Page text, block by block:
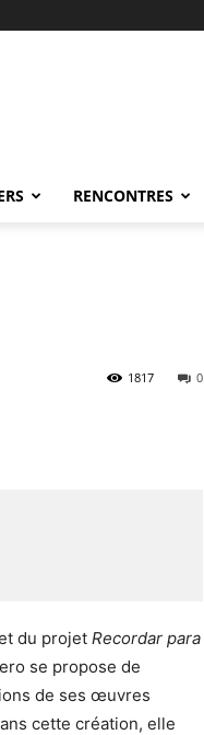
RENCONTRES
0
1817
du projet Recordar para
se propose de
de ses œuvres
cette création, elle